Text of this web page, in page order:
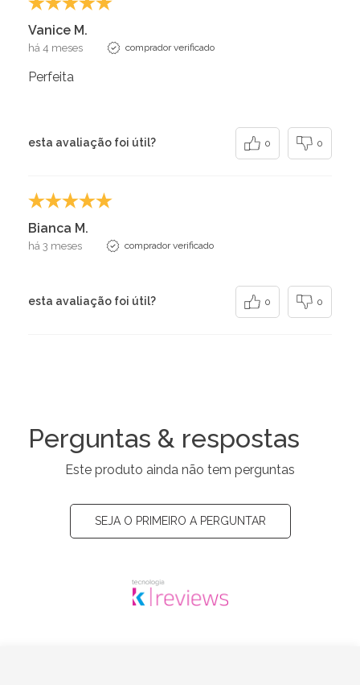
Vanice M.
há 4 meses comprador verificado
Perfeita
esta avaliação foi útil? 0 0
Bianca M.
há 3 meses comprador verificado
esta avaliação foi útil? 0 0
Perguntas & respostas
Este produto ainda não tem perguntas
SEJA O PRIMEIRO A PERGUNTAR